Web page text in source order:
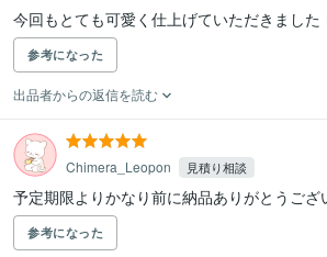
今回もとても可愛く仕上げていただきました
参考になった
出品者からの返信を読む
Chimera_Leopon 見積り相談
予定期限よりかなり前に納品ありがとうござ
参考になった